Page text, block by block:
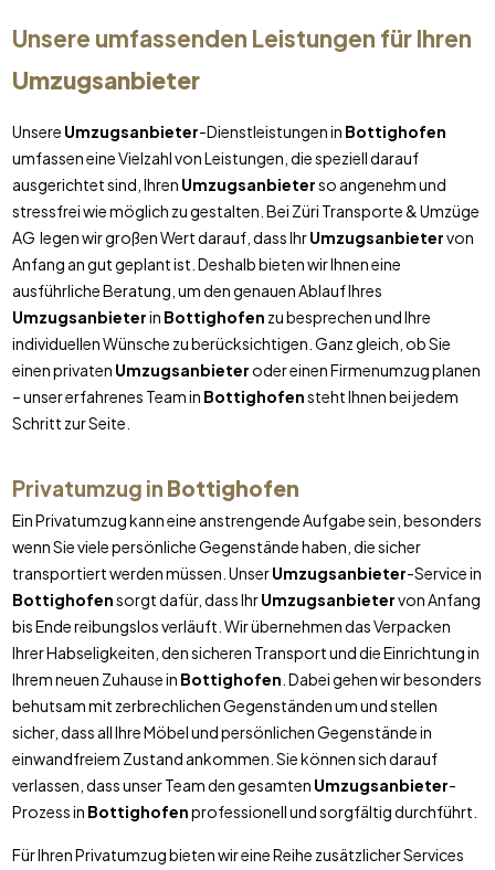
Unsere umfassenden Leistungen für Ihren
Umzugsanbieter
Unsere Umzugsanbieter-Dienstleistungen in Bottighofen
umfassen eine Vielzahl von Leistungen, die speziell darauf
ausgerichtet sind, Ihren Umzugsanbieterso angenehm und
stressfrei wie möglich zu gestalten. Bei Züri Transporte & Umzüge
AG legen wir großen Wert darauf, dass IhrUmzugsanbietervon
Anfang an gut geplant ist. Deshalb bieten wir Ihnen eine
ausführliche Beratung, um den genauen Ablauf Ihres
Umzugsanbieterin Bottighofen zu besprechen und Ihre
individuellen Wünsche zu berücksichtigen. Ganz gleich, ob Sie
einen privaten Umzugsanbieteroder einen Firmenumzug planen
– unser erfahrenes Team in Bottighofensteht Ihnen bei jedem
Schritt zur Seite.
Privatumzug in Bottighofen
Ein Privatumzug kann eine anstrengende Aufgabe sein, besonders
wenn Sie viele persönliche Gegenstände haben, die sicher
transportiert werden müssen. UnserUmzugsanbieter-Service in
Bottighofensorgt dafür, dass IhrUmzugsanbietervon Anfang
bis Ende reibungslos verläuft. Wir übernehmen das Verpacken
Ihrer Habseligkeiten, den sicheren Transport und die Einrichtung in
Ihrem neuen Zuhause in Bottighofen . Dabei gehen wir besonders
behutsam mit zerbrechlichen Gegenständen um und stellen
sicher, dass all Ihre Möbel und persönlichen Gegenstände in
einwandfreiem Zustand ankommen. Sie können sich darauf
verlassen, dass unser Team den gesamten Umzugsanbieter-
Prozess in Bottighofenprofessionell und sorgfältig durchführt.
Für Ihren Privatumzug bieten wir eine Reihe zusätzlicher Services